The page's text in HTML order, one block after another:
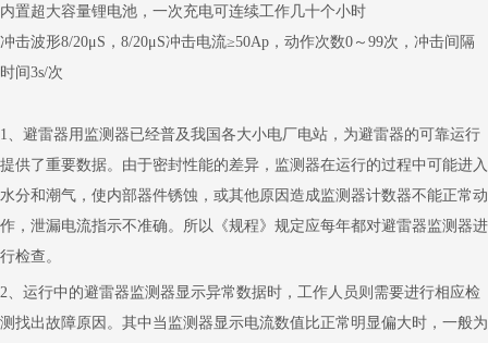
内置超大容量锂电池，一次充电可连续工作几十个小时
冲击波形8/20μS，8/20μS冲击电流≥50Ap，动作次数0～99次，冲击间隔
时间3s/次
1
、避雷器用监测器已经普及我国各大小电厂电站，为避雷器的可靠运行
提供了重要数据。由于密封性能的差异，监测器在运行的过程中可能进入
水分和潮气，使内部器件锈蚀，或其他原因造成监测器计数器不能正常动
作，泄漏电流指示不准确。所以《规程》规定应每年都对避雷器监测器进
行检查。
2 、运行中的避雷器监测器显示异常数据时，工作人员则需要进行相应检
测找出故障原因。其中当监测器显示电流数值比正常明显偏大时，一般为